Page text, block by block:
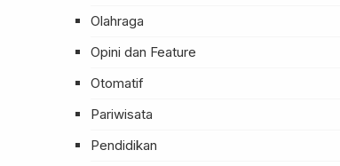
Olahraga
Opini dan Feature
Otomatif
Pariwisata
Pendidikan